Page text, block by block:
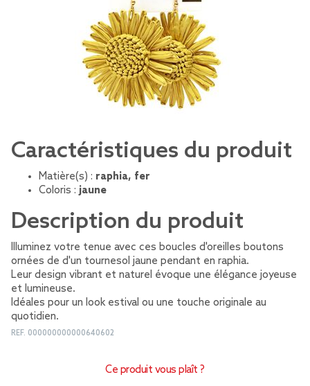
Caractéristiques du produit
Matière(s) : raphia, fer
Coloris : jaune
Description du produit
Illuminez votre tenue avec ces boucles d'oreilles boutons
ornées de d'un tournesol jaune pendant en raphia.
Leur design vibrant et naturel évoque une élégance joyeuse
et lumineuse.
Idéales pour un look estival ou une touche originale au
quotidien.
REF. 000000000000640602
Ce produit vous plaît ?